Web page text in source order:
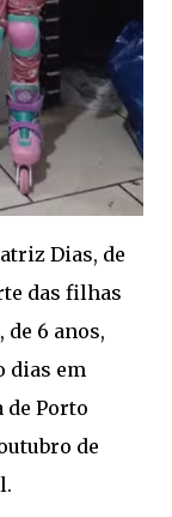
Dias, de
das filhas
de 6 anos,
dias em
Porto
de